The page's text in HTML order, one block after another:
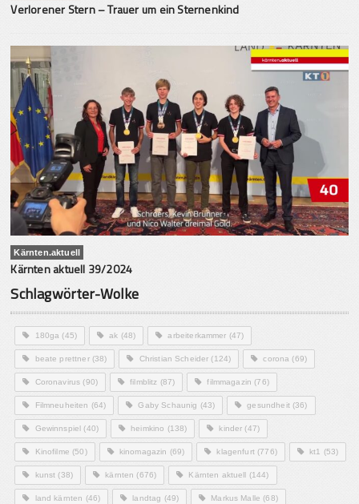
Verlorener Stern – Trauer um ein Sternenkind
Kärnten.aktuell
Kärnten aktuell 39/2024
Schlagwörter-Wolke
180ga (45) ak (48) arbeiterkammer (47)
beate prettner(38) Christian Scheider (124) corona (69)
Coronavirus (90) filmblitz (87) filmmagazin (76)
Filmneuheiten (64) Gaby Schaunig (43) gesundheit(36)
Gewinnspiel (40) heimkino (138) kinder (47)
Kinofilme (50) kinomagazin (69) klagenfurt(776) kt1 (53)
kunst (38) kärnten (676) Kärnten aktuell (144)
land kärnten (46) landtag (49) Markus Malle (68)